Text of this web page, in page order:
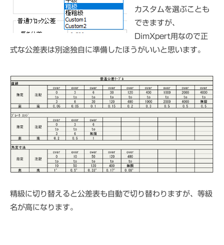
カスタムを選ぶことも
できますが、
DimXpert用なので正
式な公差表は別途独自に準備したほうがいいと思います。
精級に切り替えると公差表も自動で切り替わりますが、等級
名が高になります。